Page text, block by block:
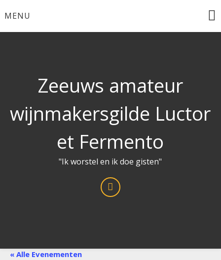
naar
MENU
Zeeuws amateur
wijnmakersgilde Luctor
et Fermento
"Ik worstel en ik doe gisten"
« Alle Evenementen